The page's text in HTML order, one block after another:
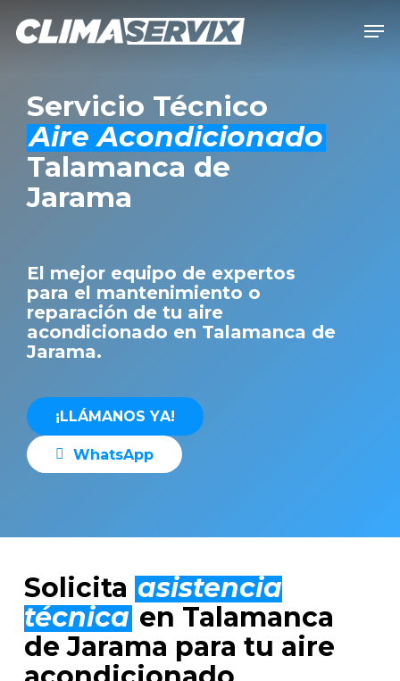
content
Servicio Técnico
Aire Acondicionado
Talamanca de
Jarama
El mejor equipo de expertos
para el mantenimiento o
reparación de tu aire
acondicionado en Talamanca de
Jarama.
¡LLÁMANOS YA!
WhatsApp
Solicita asistencia
técnica en Talamanca
de Jarama para tu aire